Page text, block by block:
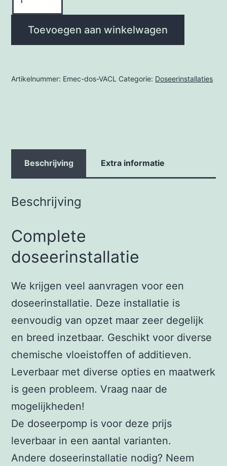
Compleet
Toevoegen aan winkelwagen
Artikelnummer: Emec-dos-VACL Categorie: Doseerinstallaties
Beschrijving Extra informatie
Beschrijving
Complete
doseerinstallatie
We krijgen veel aanvragen voor een
doseerinstallatie. Deze installatie is
eenvoudig van opzet maar zeer degelijk
en breed inzetbaar. Geschikt voor diverse
chemische vloeistoffen of additieven.
Leverbaar met diverse opties en maatwerk
is geen probleem. Vraag naar de
mogelijkheden!
De doseerpomp is voor deze prijs
leverbaar in een aantal varianten.
Andere doseerinstallatie nodig? Neem